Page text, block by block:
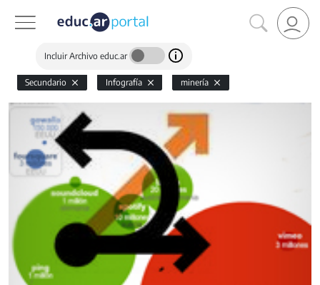
Incluir Archivo educ.ar
Secundario Infografía minería